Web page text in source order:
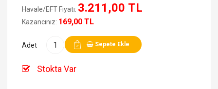
Havale/EFT Fiyatı: 3.211,00 TL
Kazancınız: 169,00 TL
Adet Sepete Ekle
Stokta Var